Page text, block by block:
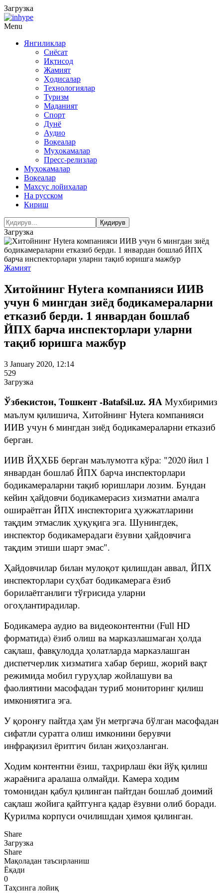
Загрузка
Menu
Янгиликлар
Сиёсат
Иқтисод
Жамият
Ҳодисалар
Технологиялар
Туризм
Маданият
Спорт
Дунё
Аудио
Воқеалар
Муҳокамалар
Пресс-релизлар
Муҳокамалар
Воқеалар
Махсус лойиҳалар
На русском
Кириш
Загрузка
Жамият
Хитойнинг Hytera компанияси ИИВ
учун 6 мингдан зиёд бодикамераларни
етказиб берди. 1 январдан бошлаб
ЙПХ барча инспекторлари уларни
тақиб юришга мажбур
3 January 2020, 12:14
529
Загрузка
Ўзбекистон, Тошкент -Batafsil.uz. ЯА Мухбиримиз
маълум қилишича, Хитойнинг Hytera компанияси
ИИВ учун 6 мингдан зиёд бодикамераларни етказиб
берган.
ИИВ ЙҲХББ берган маълумотга кўра: "2020 йил 1
январдан бошлаб ЙПХ барча инспекторлари
бодикамераларни тақиб юришлари лозим. Бундан
кейин ҳайдовчи бодикамерасиз хизматни амалга
ошираётган ЙПХ инспекторига ҳужжатларини
тақдим этмаслик ҳуқуқига эга. Шунингдек,
инспектор бодикамерадаги ёзувни ҳайдовчига
тақдим этиши шарт эмас".
Ҳайдовчилар билан мулоқот қилишдан аввал, ЙПХ
инспекторлари суҳбат бодикамерага ёзиб
борилаётганлиги тўғрисида уларни
огоҳлантирадилар.
Бодикамера аудио ва видеоконтентни (Full HD
форматида) ёзиб олиш ва марказлашмаган ҳолда
сақлаш, фавқулодда ҳолатларда марказлашган
диспетчерлик хизматига хабар бериш, жорий вақт
режимида мобил гуруҳлар жойлашуви ва
фаолиятини масофадан туриб мониторинг қилиш
имкониятига эга.
У қоронғу пайтда ҳам ўн метргача бўлган масофадан
сифатли суратга олиш имконини берувчи
инфрақизил ёритгич билан жиҳозланган.
Ходим контентни ёзиш, таҳрирлаш ёки йўқ қилиш
жараёнига аралаша олмайди. Камера ходим
томонидан қабул қилинган пайтдан бошлаб доимий
сақлаш жойига қайтгунга қадар ёзувни олиб боради.
Қурилма корпуси очилишдан ҳимоя қилинган.
Share
Загрузка
Share
Мақоладан таъсирланиш
Ёқади
0
Таҳсинга лойиқ